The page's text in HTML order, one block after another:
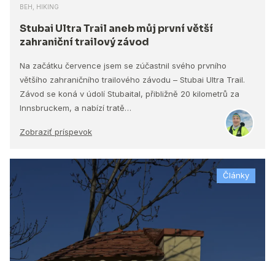
BEH, HIKING
Stubai Ultra Trail aneb můj první větší
zahraniční trailový závod
Na začátku července jsem se zúčastnil svého prvního
většího zahraničního trailového závodu – Stubai Ultra Trail.
Závod se koná v údolí Stubaital, přibližně 20 kilometrů za
Innsbruckem, a nabízí tratě…
Zobraziť príspevok
Články